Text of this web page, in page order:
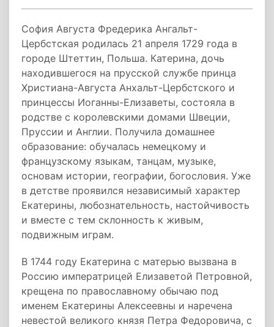
София Августа Фредерика Ангальт-
Цербстская родилась 21 апреля 1729 года в
городе Штеттин, Польша. Катерина, дочь
находившегося на прусской службе принца
Христиана-Августа Анхальт-Цербстского и
принцессы Иоганны-Елизаветы, состояла в
родстве с королевскими домами Швеции,
Пруссии и Англии. Получила домашнее
образование: обучалась немецкому и
французскому языкам, танцам, музыке,
основам истории, географии, богословия. Уже
в детстве проявился независимый характер
Екатерины, любознательность, настойчивость
и вместе с тем склонность к живым,
подвижным играм.
В 1744 году Екатерина с матерью вызвана в
Россию императрицей Елизаветой Петровной,
крещена по православному обычаю под
именем Екатерины Алексеевны и наречена
невестой великого князя Петра Федоровича, с